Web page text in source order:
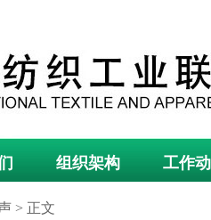
组织架构 工作
> 正文